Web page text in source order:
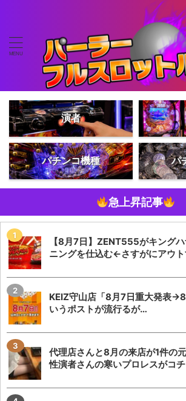
演者
パチンコ機種 パ
急上昇記事
【8月7日】ZENT555がキング
ニングを仕込む←さすがにアウ
KEIZ守山店「8月7日重大発表
いうポストが流行るが…
代理店さんと8月の来店が1件の
性演者さんの寒いプロレスがコ